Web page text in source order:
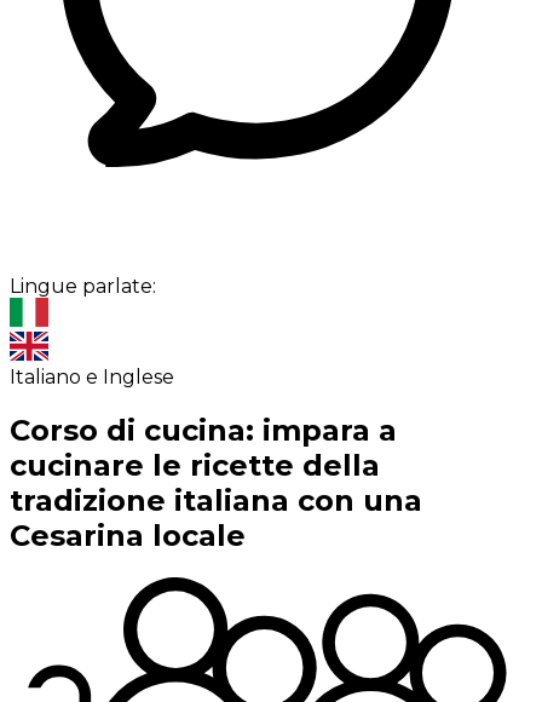
Lingue parlate:
Italiano e Inglese
Corso di cucina: impara a
cucinare le ricette della
tradizione italiana con una
Cesarina locale